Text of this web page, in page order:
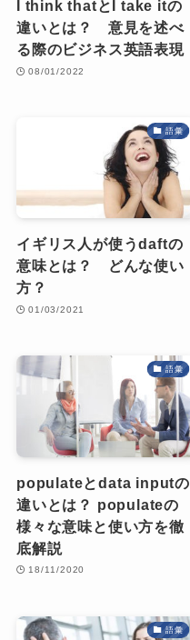
I think thatとI take itの
違いとは？ 意見を述べ
る際のビジネス英語表現
08/01/2022
語彙
イギリス人が使うdaftの
意味とは？ どんな使い
方？
01/03/2021
語彙
populateとdata inputの
違いとは？ populateの
様々な意味と使い方を徹
底解説
18/11/2020
語彙